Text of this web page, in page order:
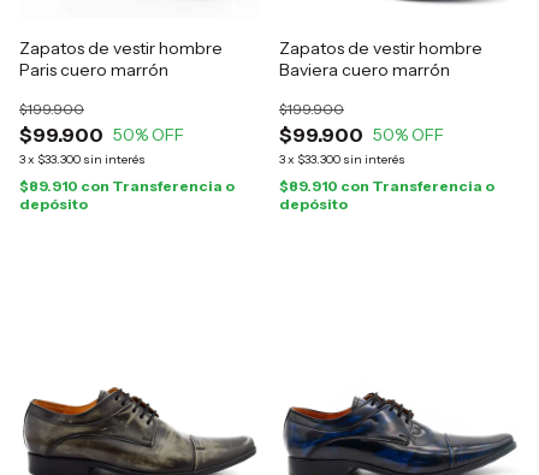
Zapatos de vestir hombre
Paris cuero marrón
$99.900
$199.900
50% OFF
3x $33.300 sin interés
$89.910 con Transferencia o
depósito
Zapatos de vestir hombre
Baviera cuero marrón
$99.900
$199.900
50% OFF
3x $33.300 sin interés
$89.910 con Transferencia o
depósito